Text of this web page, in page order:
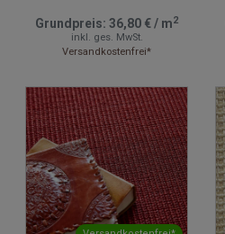
Grundpreis: 36,80 €/ m2
inkl. ges. MwSt.
Versandkostenfrei*